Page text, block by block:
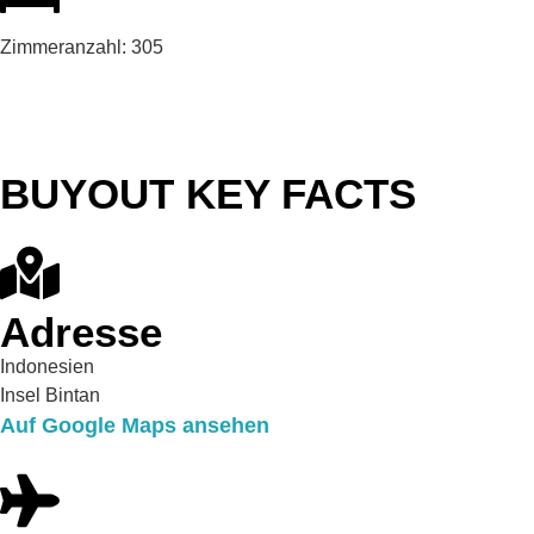
Zimmeranzahl: 305
BUYOUT KEY FACTS
Adresse
Indonesien
Insel Bintan
Auf Google Maps ansehen